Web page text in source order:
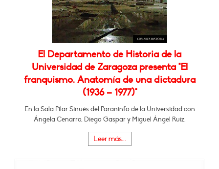
El Departamento de Historia de la
Universidad de Zaragoza presenta "El
franquismo. Anatomía de una dictadura
(1936 – 1977)"
En la Sala Pilar Sinués del Paraninfo de la Universidad con
Ángela Cenarro, Diego Gaspar y Miguel Ángel Ruiz.
Leer más...